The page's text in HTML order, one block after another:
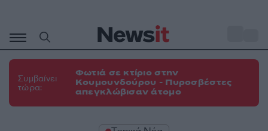
περιεχόμενο
Συμβαίνει
τώρα:
Φωτιά σε κτίριο στην
Κουμουνδούρου - Πυροσβέστες
απεγκλώβισαν άτομο